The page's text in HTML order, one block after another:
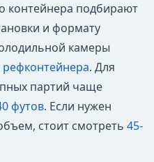
контейнера подбирают
и формату
камеры
рефконтейнера. Для
партий чаще
футов. Если нужен
стоит смотреть 45-